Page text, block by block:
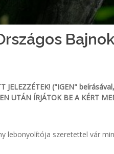
JELEZZÉTEK! ("IGEN"
UTÁN ÍRJÁTOK BE A KÉRT
lebonyolítója szeretettel vár